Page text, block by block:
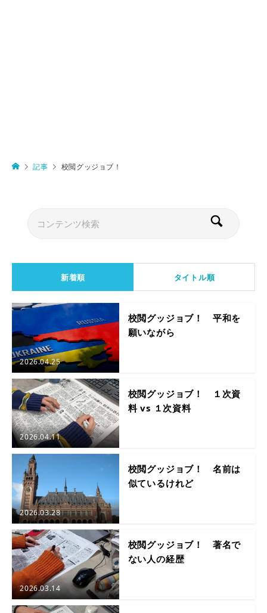
記事 校閲グッジョブ！
新着順 タイトル順
2026.04.25
校閲グッジョブ！ 平和を
願いながら
2026.04.11
校閲グッジョブ！ １次資
料 vs １次資料
2026.03.28
校閲グッジョブ！ 名前は
似ているけれど
2026.03.14
校閲グッジョブ！ 著名で
ない人の経歴